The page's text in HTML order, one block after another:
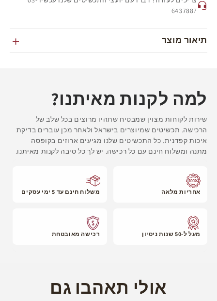
יום ההזמנה אינו נחשב למניין ימי ההפצה.
6437887
תיאור מוצר
אחריות מלאה משלוח חינם עד 5 ימי עסקים
מעל ל-50 שנות ניסיון רכישה מאובטחת
למה לקנות מאיתנו?
שירות לקוחות מצוין שמבטיח שתהיו מרוצים בכל שלב של
הרכישה. תכשיטים שמיוצרים בישראל ולאחר מכן עוברים בדיקת
איכות קפדנית. כל התכשיטים שלנו מגיעים ארוזים בקופסה
מתנה ומשלוח חינם עם כל רכישה. יש לך כל סיבה לקנות מאיתנו.
אולי תאהבו גם